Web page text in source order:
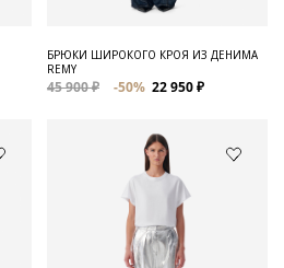
БРЮКИ ШИРОКОГО КРОЯ ИЗ ДЕНИМА
REMY
45 900 ₽ -50% 22 950 ₽